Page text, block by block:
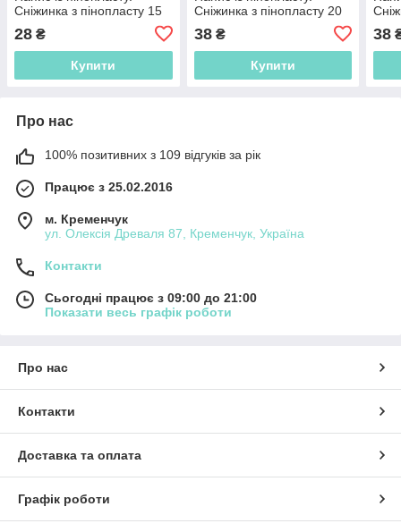
Сніжинка з пінопласту 15
28 ₴
Купити
Сніжинка з пінопласту 20
38₴
Купити
38
Про нас
100% позитивних з 109 відгуків за рік
Працює з 25.02.2016
м. Кременчук
ул. Олексія Древаля 87, Кременчук, Україна
Контакти
Сьогодні працює з 09:00 до 21:00
Показати весь графік роботи
Про нас
Контакти
Доставка та оплата
Графік роботи